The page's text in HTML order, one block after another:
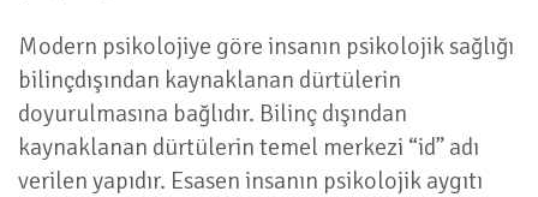
Modern psikolojiye göre insanın psikolojik sağlığı
bilinçdışından kaynaklanan dürtülerin
doyurulmasına bağlıdır. Bilinç dışından
kaynaklanan dürtülerin temel merkezi “id” adı
verilen yapıdır. Esasen insanın psikolojik aygıtı